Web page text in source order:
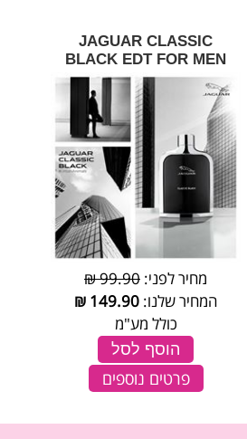
JAGUAR CLASSIC
BLACK EDT FOR MEN
מחיר לפני: 99.90 ₪
המחיר שלנו: 149.90
₪
כולל מע"מ
הוסף לסל
פרטים נוספים